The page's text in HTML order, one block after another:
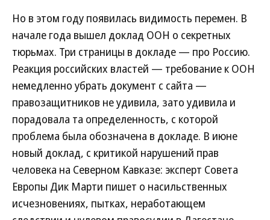
Но в этом году появилась видимость перемен. В
начале года вышел доклад ООН о секретных
тюрьмах. Три страницы в докладе — про Россию.
Реакция российских властей — требование к ООН
немедленно убрать документ с сайта —
правозащитников не удивила, зато удивила и
порадовала та определенность, с которой
проблема была обозначена в докладе. В июне
новый доклад, с критикой нарушений прав
человека на Северном Кавказе: эксперт Совета
Европы Дик Марти пишет о насильственных
исчезновениях, пытках, неработающем